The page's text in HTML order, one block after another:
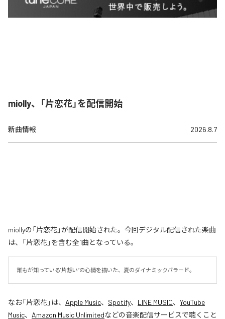
miolly、「片恋花」を配信開始
新曲情報 2026.8.7
miollyの「片恋花」が配信開始された。今回デジタル配信された楽曲
は、「片恋花」を含む全1曲となっている。
誰もが知っている"片想い”の心情を描いた、夏のダイナミックバラード。
なお「片恋花」は、 Apple Music、 Spotify、 LINE MUSIC、 YouTube
Music、 Amazon Music Unlimitedなどの音楽配信サービスで聴くこと